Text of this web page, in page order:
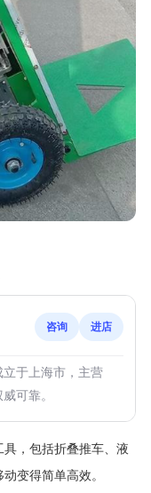
咨询 进店
立于上海市，主营
可靠。
，包括折叠推车、液
变得简单高效。